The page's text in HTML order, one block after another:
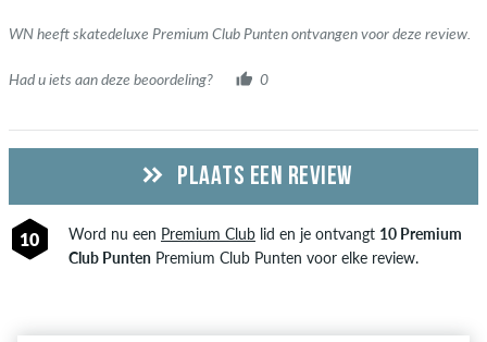
basis van hun bestellingen. Voor beoordelingen zonder een
item echt bezit of heeft gehad.
WN heeft skatedeluxe Premium Club Punten ontvangen voor deze review.
Had u iets aan deze beoordeling? 0
PLAATS EEN REVIEW
10 Word nu een Premium Clublid en je ontvangt 10 Premium
Club PuntenPremium Club Punten voor elke review.